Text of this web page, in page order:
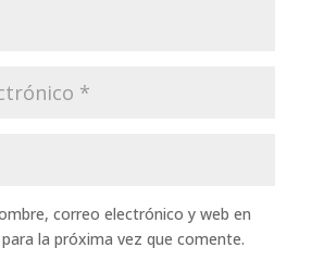
correo electrónico y web en
la próxima vez que comente.